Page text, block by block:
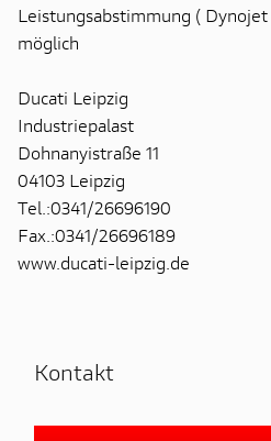
Leistungsabstimmung (
möglich
Ducati Leipzig
Industriepalast
Dohnanyistraße 11
04103 Leipzig
Tel.:0341/26696190
Fax.:0341/26696189
www.ducati-leipzig.de
Kontakt